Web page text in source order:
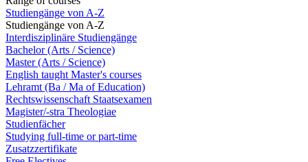
Studiengänge von A-Z
Studiengänge von A-Z
Interdisziplinäre Studiengänge
Bachelor (Arts / Science)
Master (Arts / Science)
English taught Master's courses
Lehramt (Ba / Ma of Education)
Rechtswissenschaft Staatsexamen
Magister/-stra Theologiae
Studienfächer
Studying full-time or part-time
Zusatzzertifikate